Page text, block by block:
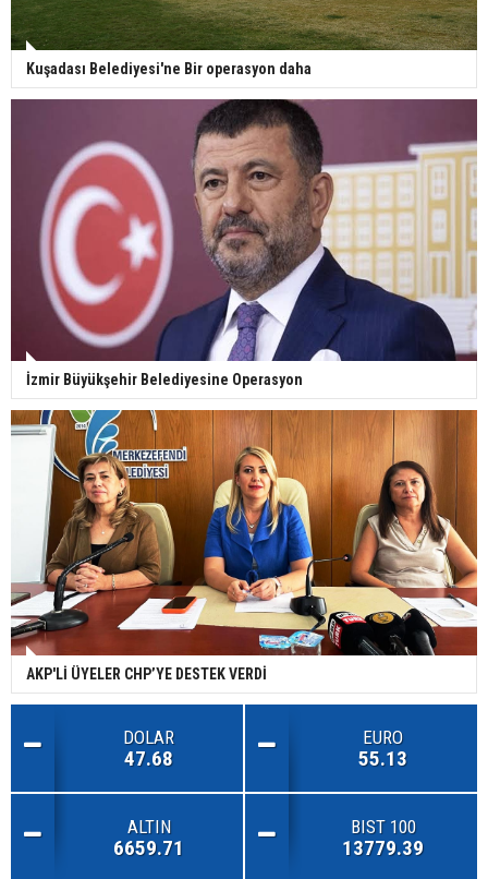
Kuşadası Belediyesi'ne Bir operasyon daha
İzmir Büyükşehir Belediyesine Operasyon
AKP'Lİ ÜYELER CHP’YE DESTEK VERDİ
DOLAR
47.68
EURO
55.13
ALTIN
6659.71
BIST 100
13779.39